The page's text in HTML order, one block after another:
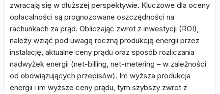
zwracają się w dłuższej perspektywie. Kluczowe dla oceny
opłacalności są prognozowane oszczędności na
rachunkach za prąd. Obliczając zwrot z inwestycji (ROI),
należy wziąć pod uwagę roczną produkcję energii przez
instalację, aktualne ceny prądu oraz sposób rozliczania
nadwyżek energii (net-billing, net-metering – w zależności
od obowiązujących przepisów). Im wyższa produkcja
energii i im wyższe ceny prądu, tym szybszy zwrot z